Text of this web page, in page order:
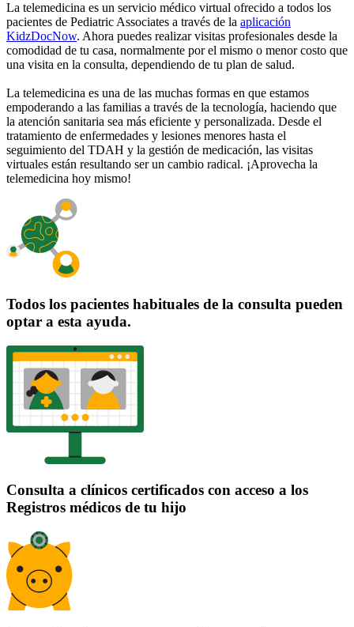
La telemedicina es un servicio médico virtual ofrecido a todos los
pacientes de Pediatric Associates a través de la aplicación
KidzDocNow. Ahora puedes realizar visitas profesionales desde la
comodidad de tu casa, normalmente por el mismo o menor costo que
una visita en la consulta, dependiendo de tu plan de salud.
La telemedicina es una de las muchas formas en que estamos
empoderando a las familias a través de la tecnología, haciendo que
la atención sanitaria sea más eficiente y personalizada. Desde el
tratamiento de enfermedades y lesiones menores hasta el
seguimiento del TDAH y la gestión de medicación, las visitas
virtuales están resultando ser un cambio radical. ¡Aprovecha la
telemedicina hoy mismo!
Todos los pacientes habituales de la consulta pueden
optar a esta ayuda.
Consulta a clínicos certificados con acceso a los
Registros médicos de tu hijo